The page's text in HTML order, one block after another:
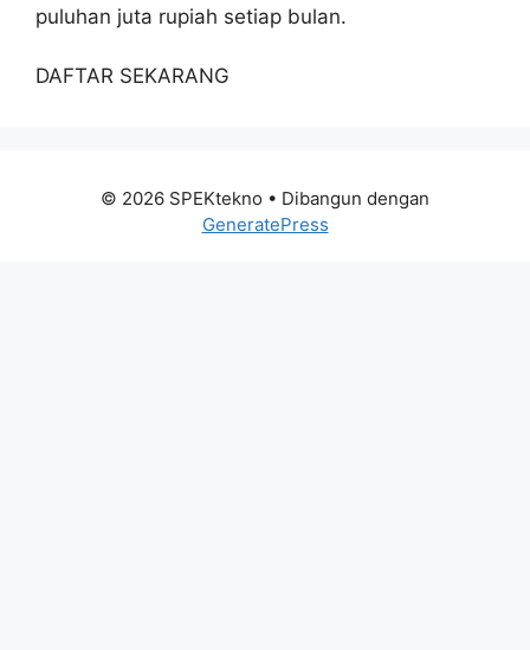
puluhan juta rupiah setiap bulan.
DAFTAR SEKARANG
© 2026 SPEKtekno • Dibangun dengan
GeneratePress